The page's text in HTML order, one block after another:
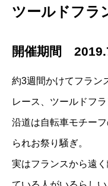
ツールドフラ
開催期間
約3週間かけてフラン
レース、ツールドフラ
沿道は自転車モチー
られお祭り騒ぎ。
実はフランスから遠